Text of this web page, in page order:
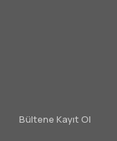
Bültene Kayıt Ol